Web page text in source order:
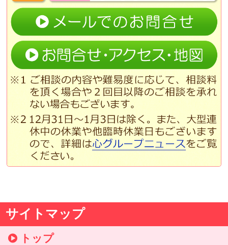
サイトマップ
トップ